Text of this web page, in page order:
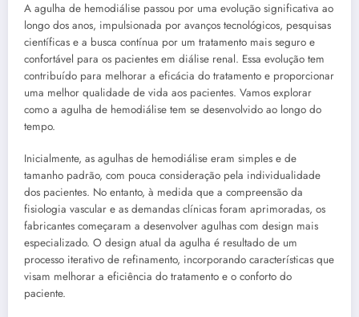
A agulha de hemodiálise passou por uma evolução significativa ao
longo dos anos, impulsionada por avanços tecnológicos, pesquisas
científicas e a busca contínua por um tratamento mais seguro e
confortável para os pacientes em diálise renal. Essa evolução tem
contribuído para melhorar a eficácia do tratamento e proporcionar
uma melhor qualidade de vida aos pacientes. Vamos explorar
como a agulha de hemodiálise tem se desenvolvido ao longo do
tempo.
Inicialmente, as agulhas de hemodiálise eram simples e de
tamanho padrão, com pouca consideração pela individualidade
dos pacientes. No entanto, à medida que a compreensão da
fisiologia vascular e as demandas clínicas foram aprimoradas, os
fabricantes começaram a desenvolver agulhas com design mais
especializado. O design atual da agulha é resultado de um
processo iterativo de refinamento, incorporando características que
visam melhorar a eficiência do tratamento e o conforto do
paciente.